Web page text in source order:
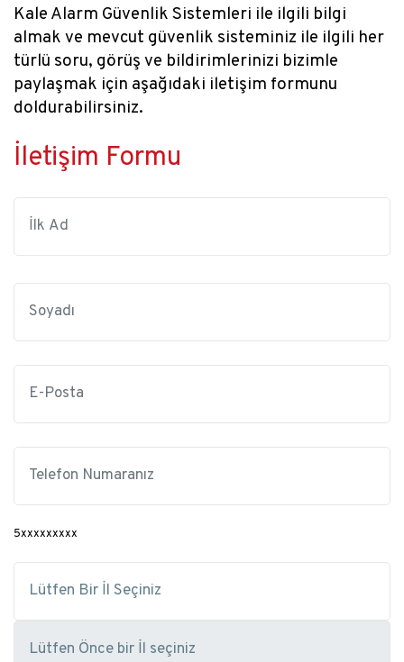
Kale Alarm Güvenlik Sistemleri ile ilgili bilgi
almak ve mevcut güvenlik sisteminiz ile ilgili her
türlü soru, görüş ve bildirimlerinizi bizimle
paylaşmak için aşağıdaki iletişim formunu
doldurabilirsiniz.
İletişim Formu
5xxxxxxxxx